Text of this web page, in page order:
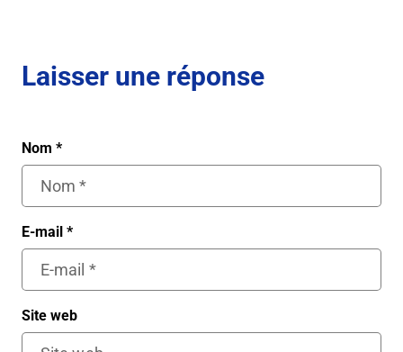
Laisser une réponse
Nom *
E-mail *
Site web